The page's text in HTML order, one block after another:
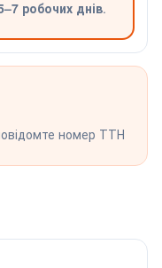
робочих днів.
номер ТТН